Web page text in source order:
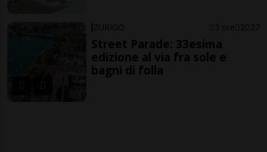
ZURIGO 3 ore 2 27
Street Parade: 33esima
edizione al via fra sole e
bagni di folla